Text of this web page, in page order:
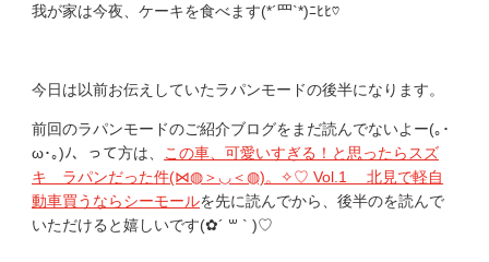
我が家は今夜、ケーキを食べます(*´罒`*)ﾆﾋﾋ♡︎
今日は以前お伝えしていたラパンモードの後半になります。
前回のラパンモードのご紹介ブログをまだ読んでないよー(｡･
ω･｡)ﾉ、って方は、
この車、可愛いすぎる！と思ったらスズ
キ ラパンだった件(⋈◍＞◡＜◍)。✧♡ Vol.1 北見で軽自
動車買うならシーモールを先に読んでから、後半のを読んで
いただけると嬉しいです(✿︎´ ꒳ ` )♡︎